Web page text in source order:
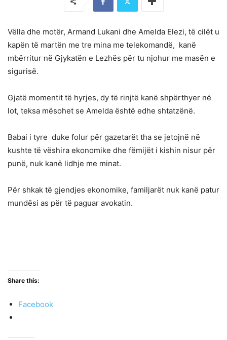
Vëlla dhe motër, Armand Lukani dhe Amelda Elezi, të cilët u
kapën të martën me tre mina me telekomandë, kanë
mbërritur në Gjykatën e Lezhës për tu njohur me masën e
sigurisë.
Gjatë momentit të hyrjes, dy të rinjtë kanë shpërthyer në
lot, teksa mësohet se Amelda është edhe shtatzënë.
Babai i tyre duke folur për gazetarët tha se jetojnë në
kushte të vëshira ekonomike dhe fëmijët i kishin nisur për
punë, nuk kanë lidhje me minat.
Për shkak të gjendjes ekonomike, familjarët nuk kanë patur
mundësi as për të paguar avokatin.
Share this:
Facebook